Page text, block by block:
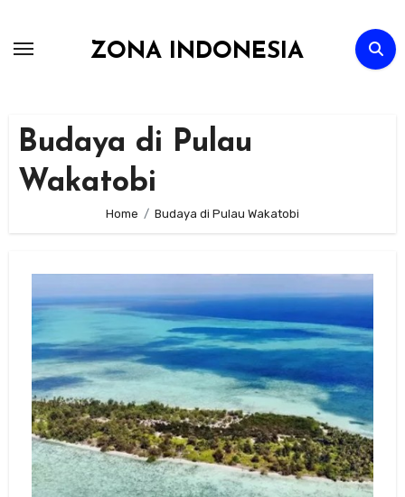
ZONA INDONESIA
Budaya di Pulau
Wakatobi
Home Budaya di Pulau Wakatobi